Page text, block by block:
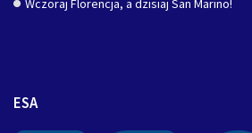
Wczoraj Florencja, a dzisiaj San Marino!
ESA